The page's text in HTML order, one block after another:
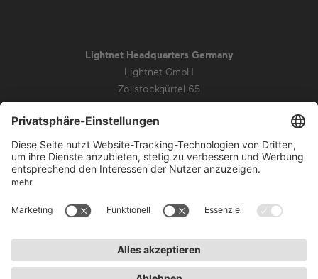
Lightnet Headquarters Germany
Lightnet GmbH
Zollstockgürtel 65
50969 Köln
Datenschutz
Garantiebedingungen
Barrierefreiheit